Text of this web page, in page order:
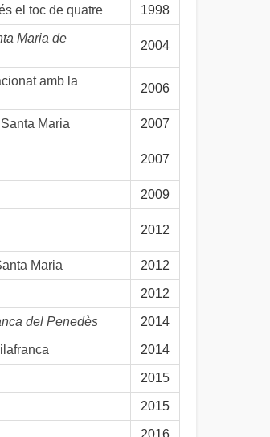
el toc de quatre 1998
Maria de
2004
amb la
2006
Maria 2007
2007
2009
2012
Maria 2012
2012
del Penedès 2014
2014
2015
2015
2016